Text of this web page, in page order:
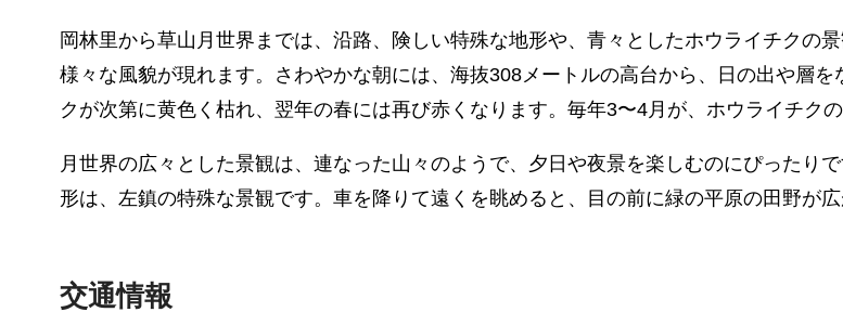
岡林里から草山月世界までは、沿路、険しい特殊な地形や、青々としたホウライチクの
様々な風貌が現れます。さわやかな朝には、海抜308メートルの高台から、日の出や層
クが次第に黄色く枯れ、翌年の春には再び赤くなります。毎年3〜4月が、ホウライチク
月世界の広々とした景観は、連なった山々のようで、夕日や夜景を楽しむのにぴったり
形は、左鎮の特殊な景観です。車を降りて遠くを眺めると、目の前に緑の平原の田野が
交通情報